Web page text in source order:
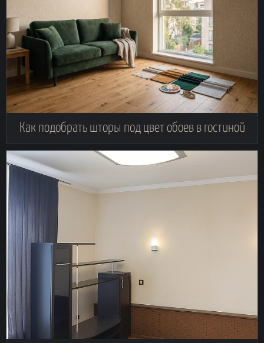
Как подобрать шторы под цвет обоев в гостиной